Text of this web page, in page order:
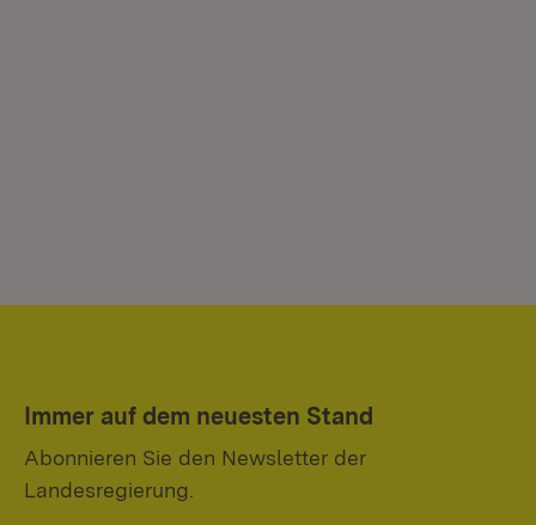
Immer auf dem neuesten Stand
Abonnieren Sie den Newsletter der
Landesregierung.